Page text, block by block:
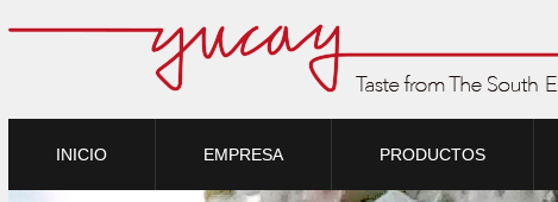
INICIO EMPRESA PRODUCTOS